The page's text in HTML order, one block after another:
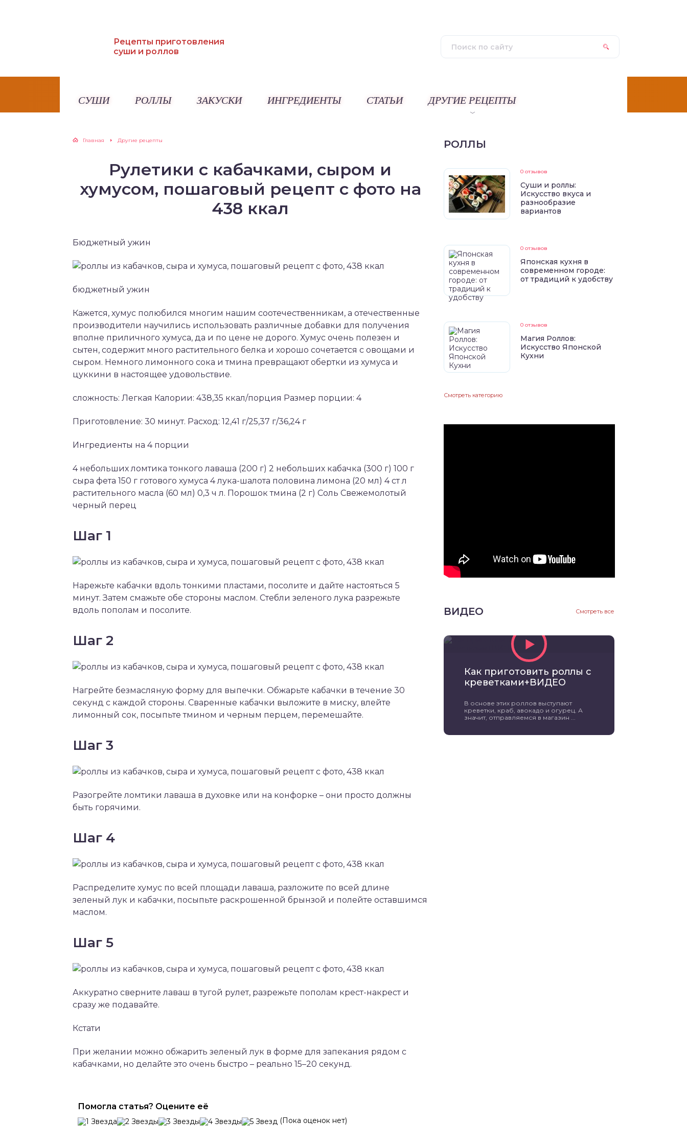
Рецепты приготовления
суши и роллов
СУШИ РОЛЛЫ ЗАКУСКИ ИНГРЕДИЕНТЫ СТАТЬИ ДРУГИЕ РЕЦЕПТЫ
Главная Другие рецепты
Рулетики с кабачками, сыром и
хумусом, пошаговый рецепт с фото на
438 ккал
Бюджетный ужин
бюджетный ужин
Кажется, хумус полюбился многим нашим соотечественникам, а отечественные
производители научились использовать различные добавки для получения
вполне приличного хумуса, да и по цене не дорого. Хумус очень полезен и
сытен, содержит много растительного белка и хорошо сочетается с овощами и
сыром. Немного лимонного сока и тмина превращают обертки из хумуса и
цуккини в настоящее удовольствие.
сложность: Легкая Калории: 438,35 ккал/порция Размер порции: 4
Приготовление: 30 минут. Расход: 12,41 г/25,37 г/36,24 г
Ингредиенты на 4 порции
4 небольших ломтика тонкого лаваша (200 г) 2 небольших кабачка (300 г) 100 г
сыра фета 150 г готового хумуса 4 лука-шалота половина лимона (20 мл) 4 ст л
растительного масла (60 мл) 0,3 ч л. Порошок тмина (2 г) Соль Свежемолотый
черный перец
Шаг 1
Нарежьте кабачки вдоль тонкими пластами, посолите и дайте настояться 5
минут. Затем смажьте обе стороны маслом. Стебли зеленого лука разрежьте
вдоль пополам и посолите.
Шаг 2
Нагрейте безмасляную форму для выпечки. Обжарьте кабачки в течение 30
секунд с каждой стороны. Сваренные кабачки выложите в миску, влейте
лимонный сок, посыпьте тмином и черным перцем, перемешайте.
Шаг 3
Разогрейте ломтики лаваша в духовке или на конфорке – они просто должны
быть горячими.
Шаг 4
Распределите хумус по всей площади лаваша, разложите по всей длине
зеленый лук и кабачки, посыпьте раскрошенной брынзой и полейте оставшимся
маслом.
Шаг 5
Аккуратно сверните лаваш в тугой рулет, разрежьте пополам крест-накрест и
сразу же подавайте.
Кстати
При желании можно обжарить зеленый лук в форме для запекания рядом с
кабачками, но делайте это очень быстро – реально 15–20 секунд.
Помогла статья? Оцените её
(Пока оценок нет)
РОЛЛЫ
0 отзывов
Суши и роллы:
Искусство вкуса и
разнообразие
вариантов
0 отзывов
Японская кухня в
современном городе:
от традиций к удобству
0 отзывов
Магия Роллов:
Искусство Японской
Кухни
Смотреть категорию
ВИДЕО Смотреть все
Как приготовить роллы с
креветками+ВИДЕО
В основе этих роллов выступают
креветки, краб, авокадо и огурец. А
значит, отправляемся в магазин ...